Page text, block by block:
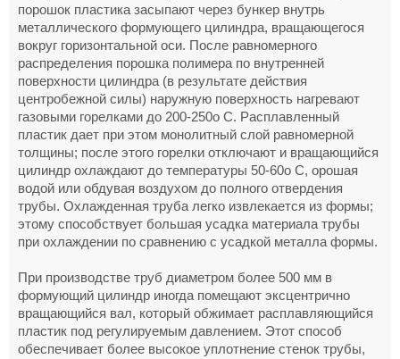
порошок пластика засыпают через бункер внутрь
металлического формующего цилиндра, вращающегося
вокруг горизонтальной оси. После равномерного
распределения порошка полимера по внутренней
поверхности цилиндра (в результате действия
центробежной силы) наружную поверхность нагревают
газовыми горелками до 200-250o С. Расплавленный
пластик дает при этом монолитный слой равномерной
толщины; после этого горелки отключают и вращающийся
цилиндр охлаждают до температуры 50-60o С, орошая
водой или обдувая воздухом до полного отвердения
трубы. Охлажденная труба легко извлекается из формы;
этому способствует большая усадка материала трубы
при охлаждении по сравнению с усадкой металла формы.
При производстве труб диаметром более 500 мм в
формующий цилиндр иногда помещают эксцентрично
вращающийся вал, который обжимает расплавляющийся
пластик под регулируемым давлением. Этот способ
обеспечивает более высокое уплотнение стенок трубы,